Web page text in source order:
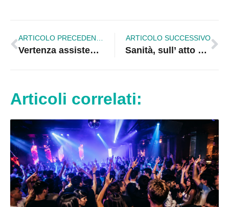
Vertenza assistenti fisici, c’è l’accordo?
ARTICOLO SUCCESSIVO
Sanità, sull’ atto aziendale pronti alle barricate
Articoli correlati: